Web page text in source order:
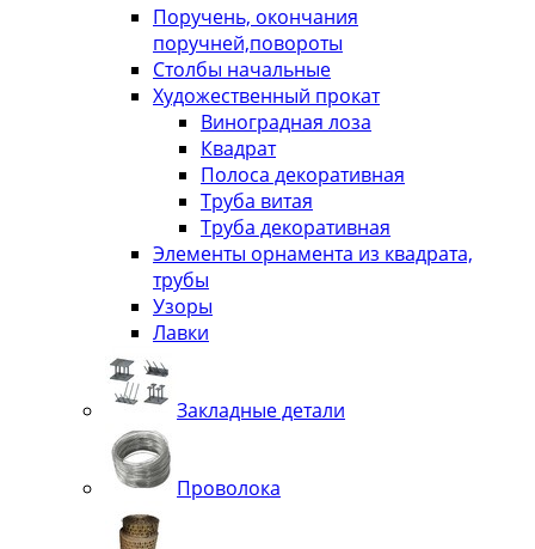
Поручень, окончания
поручней,повороты
Столбы начальные
Художественный прокат
Виноградная лоза
Квадрат
Полоса декоративная
Труба витая
Труба декоративная
Элементы орнамента из квадрата,
трубы
Узоры
Лавки
Закладные детали
Проволока